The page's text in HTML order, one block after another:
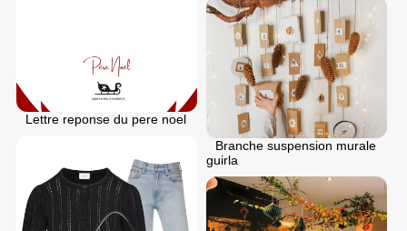
Lettre reponse du pere noel
Branche suspension murale
guirla